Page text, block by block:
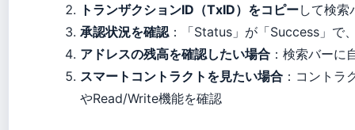
トランザクションID（TxID）をコピーして検
承認状況を確認 ：「Status」が「Success」
アドレスの残高を確認したい場合 ：検索バーに
スマートコントラクトを見たい場合 ：コント
やRead/Write機能を確認